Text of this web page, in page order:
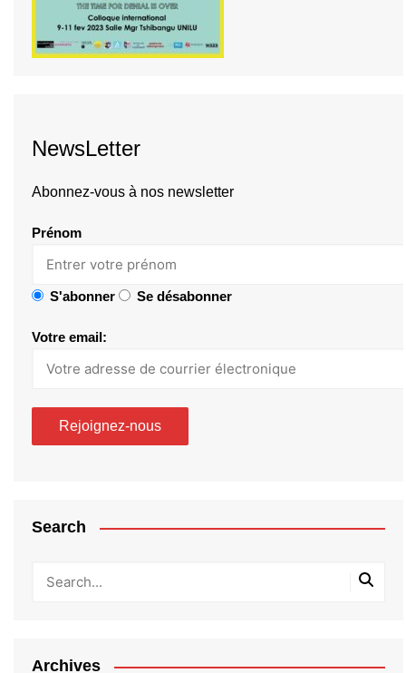
NewsLetter
Abonnez-vous à nos newsletter
Prénom
S'abonner Se désabonner
Votre email:
Search
Archives